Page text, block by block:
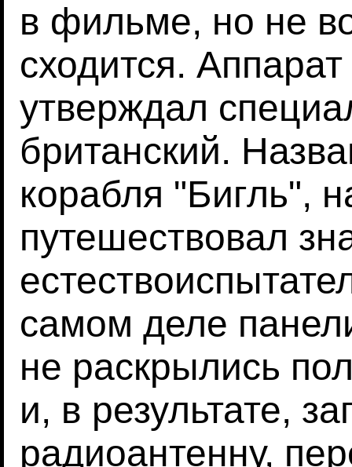
в фильме, но не
сходится.
утверждал
британский.
корабля "Бигль",
путешествовал
самом деле
не раскрылись
и, в результате,
радиоантенну,